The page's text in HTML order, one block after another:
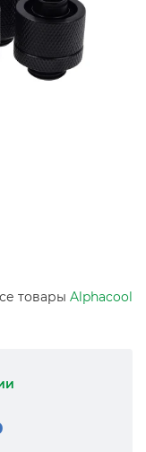
товары Alphacool